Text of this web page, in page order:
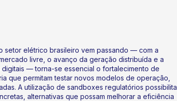
setor elétrico brasileiro vem passando — com a
livre, o avanço da geração distribuída e a
— torna-se essencial o fortalecimento de
que permitam testar novos modelos de operação,
A utilização de sandboxes regulatórios possibilita
alternativas que possam melhorar a eficiência